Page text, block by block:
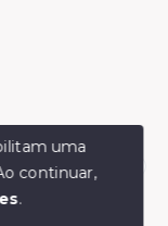
ajudar?
direitos
uma
continuar,
.